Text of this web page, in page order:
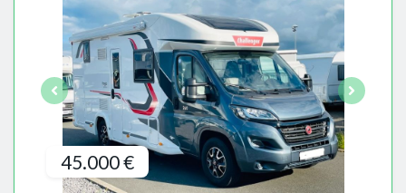
45.000 €